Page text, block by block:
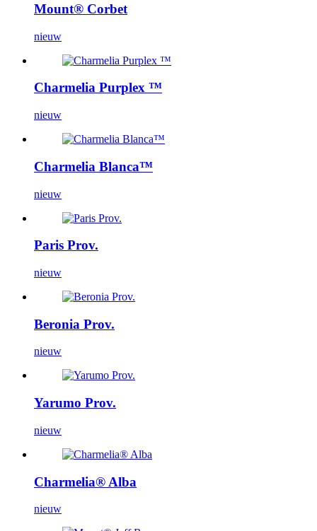
Mount® Corbet
nieuw
Charmelia Purplex ™
nieuw
Charmelia Blanca™
nieuw
Paris Prov.
nieuw
Beronia Prov.
nieuw
Yarumo Prov.
nieuw
Charmelia® Alba
nieuw